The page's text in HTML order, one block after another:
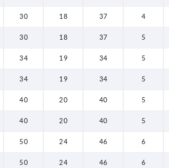
30 18 37 4
30 18 37 5
34 19 34 5
34 19 34 5
40 20 40 5
40 20 40 5
50 24 46 6
50 24 46 6